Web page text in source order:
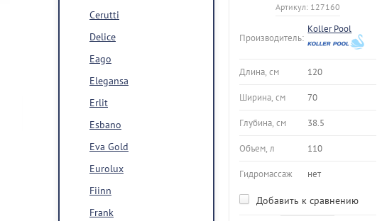
Cerutti
Delice
Eago
Elegansa
Erlit
Esbano
Eva Gold
Eurolux
Fiinn
Frank
Артикул:127160
Производитель:
Koller Pool
Длина, см 120
Ширина, см 70
Глубина, см 38.5
Объем, л 110
Гидромассаж нет
Добавить к сравнению